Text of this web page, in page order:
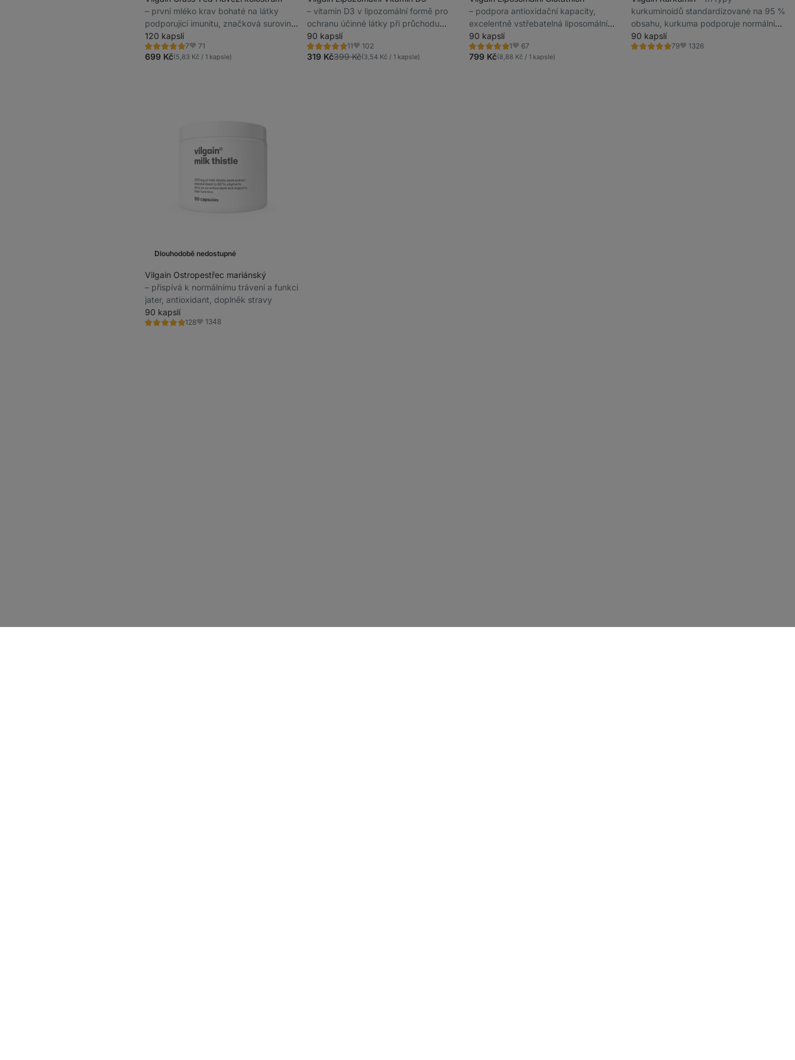
⁠–⁠ první mléko krav bohaté na látky
podporující imunitu, značková surovina
s 30% obsahem imunoglobulinu,
doplněk stravy
120 kapslí
7
Hodnocení
5.0/5,
Oblíbené
71
699 Kč(5,83 Kč / 1 kapsle)
⁠–⁠ vitamin D3 v lipozomální formě pro
ochranu účinné látky při průchodu
trávicím traktem, ve veganských
kapslích
90 kapslí
11
Hodnocení
4.8/5,
Oblíbené
102
319 Kč399 Kč(3,54 Kč / 1 kapsle)
⁠–⁠ podpora antioxidační kapacity,
excelentně vstřebatelná liposomální
forma, vhodné pro sportovce
90 kapslí
1
Hodnocení
5.0/5,
Oblíbené
67
799 Kč(8,88 Kč / 1 kapsle)
kurkuminoidů standardizované na 95 %
obsahu, kurkuma podporuje normální
činnost jater, doplněk stravy
90 kapslí
79
Hodnocení
Oblíbené
1326
Dlouhodobě nedostupné
Vilgain Ostropestřec mariánský
⁠–⁠ přispívá k normálnímu trávení a funkci
jater, antioxidant, doplněk stravy
90 kapslí
128
Hodnocení
Oblíbené
1348